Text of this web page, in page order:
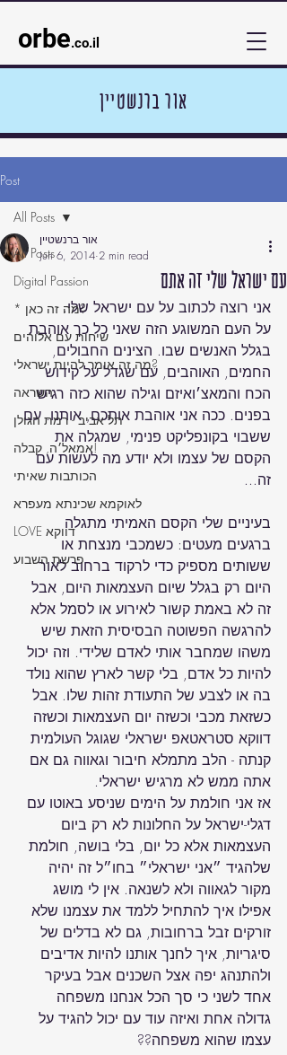
orbe.co.il
אור ברנשטיין
Post
All Posts
Digital Passion
* מה זה כאן?
שיחות עם אלוהים
מה זה אומר להיות ישראלי?
השראה
תל אביב - רמת הגולן
אמאל׳ה, קבלה!
הכותבות שאיתי
לאוקמא שכינתא מעפרא
LOVE דווקא
פרשת השבוע
All Posts
עם ישראל שלי זה אתם
אור ברנשטיין
Jun 6, 2014 2 min read
על העם המשוגע הזה שאני כל כך אוהבת
בגלל האנשים שבו. הצינים החבולים,
החמים, האוהבים, עם שגדל על קידוש
הכח והמאצ׳ואיזם וגילה שהוא כזה רגיש
בפנים. ככה אני אוהבת אותכם, אותנו. עם
ששבוי בקונפליקט פנימי, שמגלה את
הקסם של עצמו ולא יודע מה לעשות עם
בעיניים שלי הקסם האמיתי מתגלה
ברגעים מעטים: כשמכבי מנצחת או
ששותים מספיק כדי לרקוד ברחוב לאור
היום רק בגלל שיום העצמאות היום, אבל
זה לא באמת קשור לאירוע או לסמל אלא
להרגשה הפשוטה הבסיסית הזאת שיש
משהו שמחבר אותי לאדם שלידי. וזה יכול
להיות כל אדם, בלי קשר לארץ שהוא נולד
בה או לצבע של התעודת זהות שלו. אבל
כשזאת מכבי וכשזה יום העצמאות וכשזה
דווקא סטראטאפ ישראלי שגוגל העולמית
קנתה - הלב מתמלא חיבור וגאווה גם אם
אז אני חולמת על הימים שניסע באוטו עם
דגלי-ישראל על החלונות לא רק ביום
העצמאות אלא כל יום, בלי בושה, חולמת
שלהגיד ״אני ישראלי״ בחו״ל זה יהיה
מקור לגאווה ולא לשנאה. אין לי מושג
אפילו איך להתחיל ללמד את עצמנו שלא
זורקים זבל ברחובות, גם לא בדלים של
סיגריות, איך לחנך אותנו להיות אדיבים
ולהתנהג יפה אצל השכנים אבל בעיקר
אחד לשני כי סך הכל אנחנו משפחה
גדולה אחת ואיזה עוד עם יכול להגיד על
עצמו שהוא משפחה?